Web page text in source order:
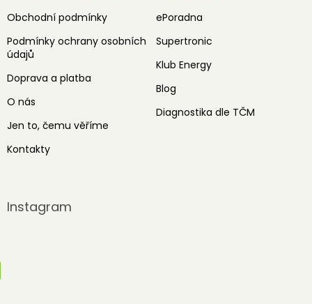
Obchodní podmínky
Podmínky ochrany osobních
údajů
Doprava a platba
O nás
Jen to, čemu věříme
Kontakty
ePoradna
Supertronic
Klub Energy
Blog
Diagnostika dle TČM
Instagram